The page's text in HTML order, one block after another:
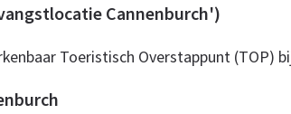
Cannenburch')
Toeristisch Overstappunt (TOP)